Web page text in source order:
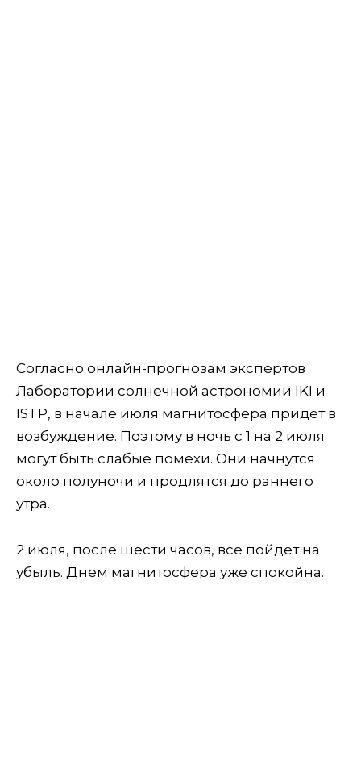
Согласно онлайн-прогнозам экспертов
Лаборатории солнечной астрономии IKI и
ISTP, в начале июля магнитосфера придет в
возбуждение. Поэтому в ночь с 1 на 2 июля
могут быть слабые помехи. Они начнутся
около полуночи и продлятся до раннего
утра.
2 июля, после шести часов, все пойдет на
убыль. Днем магнитосфера уже спокойна.